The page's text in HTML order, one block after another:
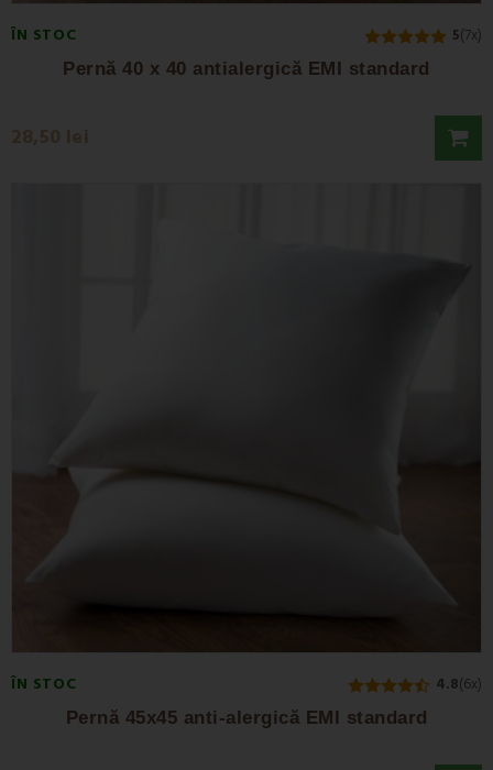
ÎN STOC 5(7x)
Pernă 40 x 40 antialergică EMI standard
28,50 lei
ÎN STOC 4.8(6x)
Pernă 45x45 anti-alergică EMI standard